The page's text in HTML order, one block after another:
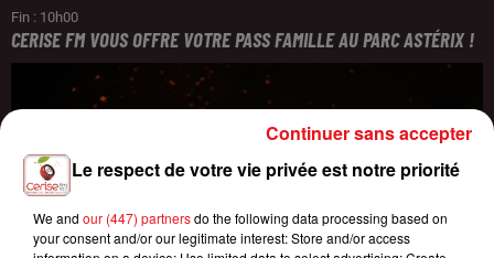
Fin : 10h00
CERISE FM VOUS OFFRE VOTRE PASS FAMILLE AU PARC ASTÉRIX !
Le respect de votre vie privée est notre priorité
We and our (447) partnersdo the following data processing based on
your consent and/or our legitimate interest: Store and/or access
Continuer sans accepter